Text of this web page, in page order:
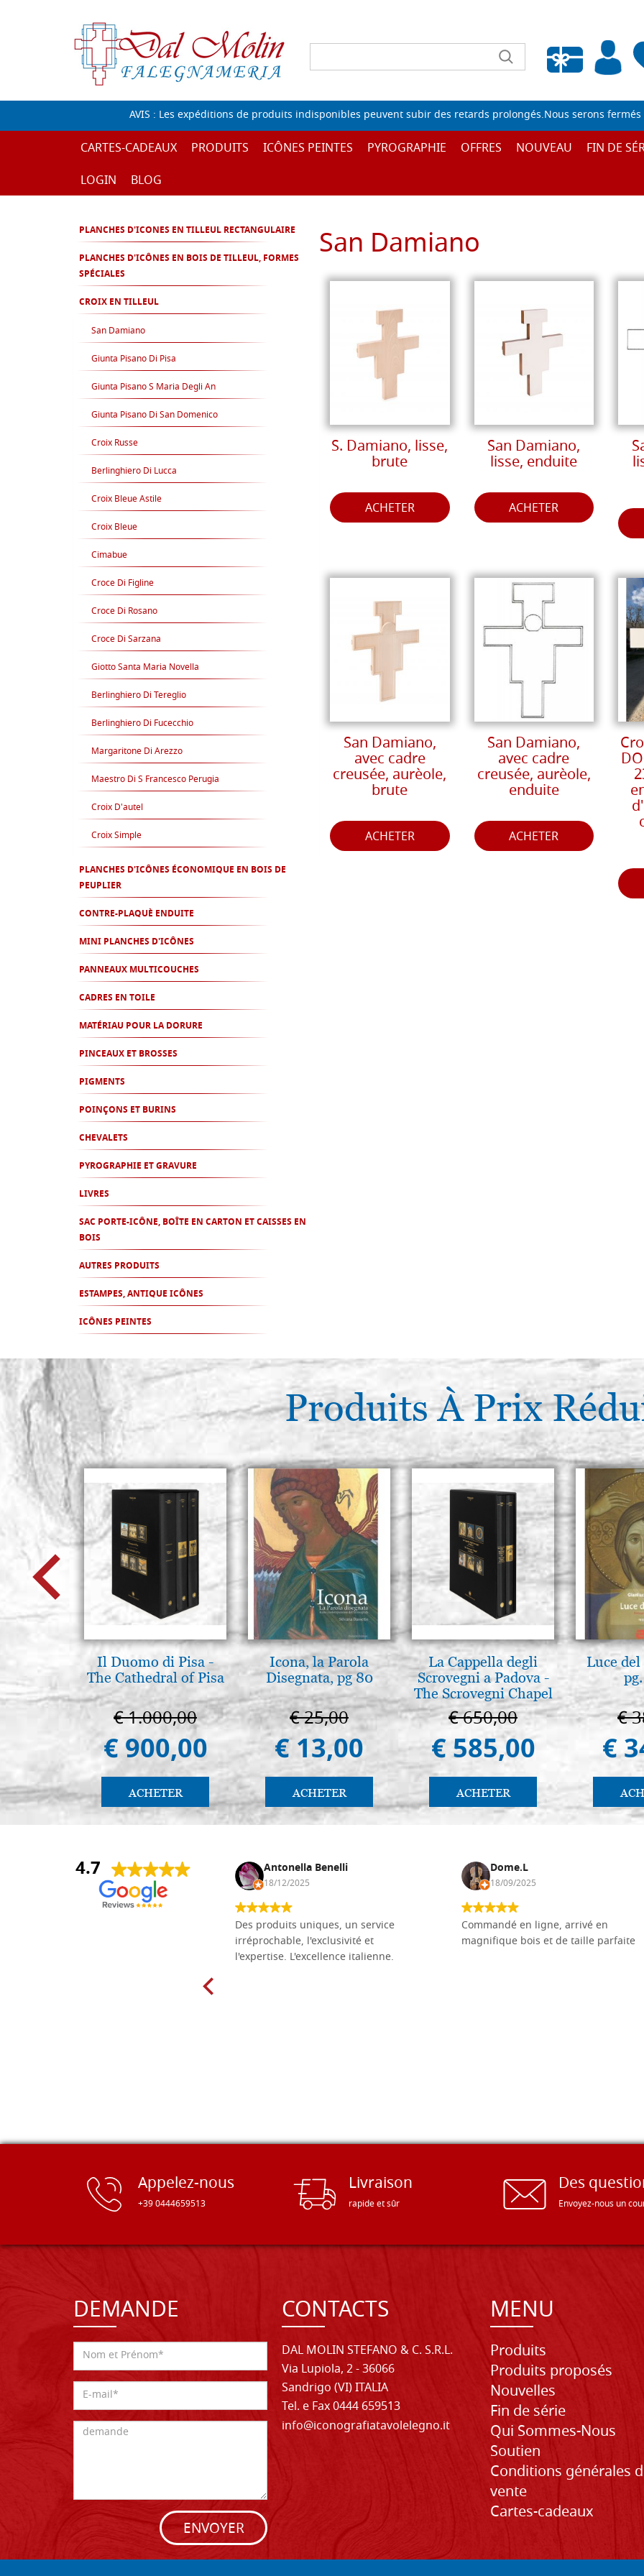
Liste de souhaits vide
AVIS : Les expéditions de produits indisponibles peuvent subir des retards prolongés.Nous serons
CARTES-CADEAUX PRODUITS ICÔNES PEINTES PYROGRAPHIE OFFRES NOUVEAU
FIN DE
LOGIN
BLOG
PLANCHES D'ICONES EN TILLEUL RECTANGULAIRE
PLANCHES D'ICÔNES EN BOIS DE TILLEUL, FORMES
SPÉCIALES
CROIX EN TILLEUL
San Damiano
Giunta Pisano Di Pisa
Giunta Pisano S Maria Degli An
Giunta Pisano Di San Domenico
Croix Russe
Berlinghiero Di Lucca
Croix Bleue Astile
Croix Bleue
Cimabue
Croce Di Figline
Croce Di Rosano
Croce Di Sarzana
Giotto Santa Maria Novella
Berlinghiero Di Tereglio
Berlinghiero Di Fucecchio
Margaritone Di Arezzo
Maestro Di S Francesco Perugia
Croix D'autel
Croix Simple
PLANCHES D'ICÔNES ÉCONOMIQUE EN BOIS DE
PEUPLIER
CONTRE-PLAQUÈ ENDUITE
MINI PLANCHES D'ICÔNES
PANNEAUX MULTICOUCHES
CADRES EN TOILE
MATÉRIAU POUR LA DORURE
PINCEAUX ET BROSSES
PIGMENTS
POINÇONS ET BURINS
CHEVALETS
PYROGRAPHIE ET GRAVURE
LIVRES
SAC PORTE-ICÔNE, BOÎTE EN CARTON ET CAISSES EN
BOIS
AUTRES PRODUITS
ESTAMPES, ANTIQUE ICÔNES
ICÔNES PEINTES
San Damiano
S. Damiano, lisse,
brute
ACHETER
San Damiano,
lisse, enduite
ACHETER
San Damiano,
avec cadre
creusée, aurèole,
brute
ACHETER
San Damiano,
avec cadre
creusée, aurèole,
enduite
ACHETER
Produits À Prix
Il Duomo di Pisa -
The Cathedral of Pisa
€ 1.000,00
€ 900,00
ACHETER
Icona, la Parola
Disegnata, pg 80
€ 25,00
€ 13,00
ACHETER
La Cappella degli
Scrovegni a Padova -
The Scrovegni Chapel
in Padua
€ 650,00
€ 585,00
ACHETER
Luce
€
€
4.7
Daniel Vandewalle Antonella Benelli
18/12/2025
Des produits uniques, un service
irréprochable, l'exclusivité et
l'expertise. L'excellence italienne.
Dome.L
18/09/2025
Commandé en ligne, arrivé en
magnifique bois et de taille parfaite
Appelez-nous
+39 0444659513
Livraison
rapide et sûr
Des
Envoyez-nous un
DEMANDE
ENVOYER
CONTACTS
DAL MOLIN STEFANO & C. S.R.L.
Via Lupiola, 2 - 36066
Sandrigo (VI) ITALIA
Tel. e Fax 0444 659513
info@iconografiatavolelegno.it
MENU
Produits
Produits proposés
Nouvelles
Fin de série
Qui Sommes-Nous
Soutien
Conditions générales
vente
Cartes-cadeaux